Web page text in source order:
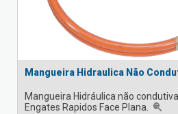
Mangueira Hidraulica Não
Mangueira Hidráulica não
Engates Rapidos Face Plana.